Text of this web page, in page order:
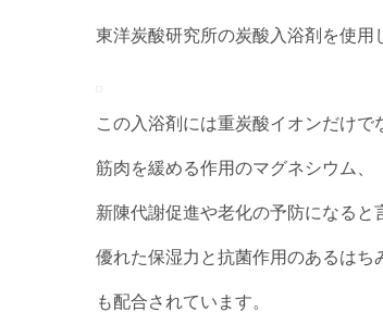
東洋炭酸研究所の炭酸入浴剤を使用
この入浴剤には重炭酸イオンだけで
筋肉を緩める作用のマグネシウム、
新陳代謝促進や老化の予防になると
優れた保湿力と抗菌作用のあるはち
も配合されています。